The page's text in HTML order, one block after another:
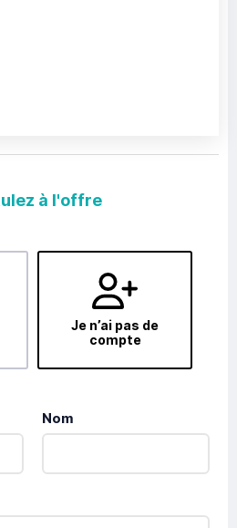
à l'offre
Je n’ai pas de
compte
Nom